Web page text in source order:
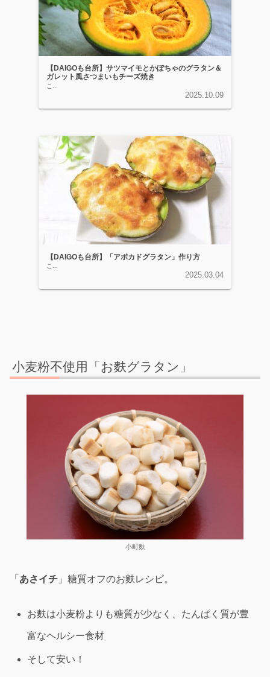
【DAIGOも台所】サツマイモとかぼちゃのグラタン＆
ガレット風さつまいもチーズ焼き
こ...
2025.10.09
【DAIGOも台所】「アボカドグラタン」作り方
こ...
2025.03.04
小麦粉不使用「お麩グラタン」
小町麩
「 あさイチ 」糖質オフのお麩レシピ。
お麩は小麦粉よりも糖質が少なく、たんぱく質が豊
富なヘルシー食材
そして安い！